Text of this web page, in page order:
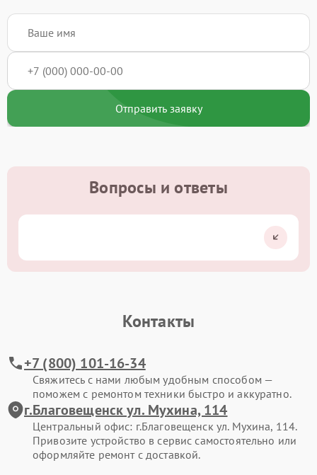
Отправить заявку
Вопросы и ответы
Контакты
+7 (800) 101-16-34
Свяжитесь с нами любым удобным способом —
поможем с ремонтом техники быстро и аккуратно.
г.Благовещенск ул. Мухина, 114
Центральный офис: г.Благовещенск ул. Мухина, 114.
Привозите устройство в сервис самостоятельно или
оформляйте ремонт с доставкой.